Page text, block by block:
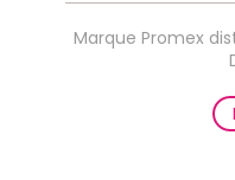
Marque Promex